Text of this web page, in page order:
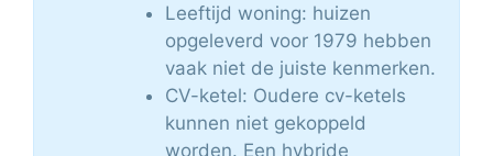
Leeftijd woning: huizen
opgeleverd voor 1979 hebben
vaak niet de juiste kenmerken.
CV-ketel: Oudere cv-ketels
kunnen niet gekoppeld
worden. Een hybride